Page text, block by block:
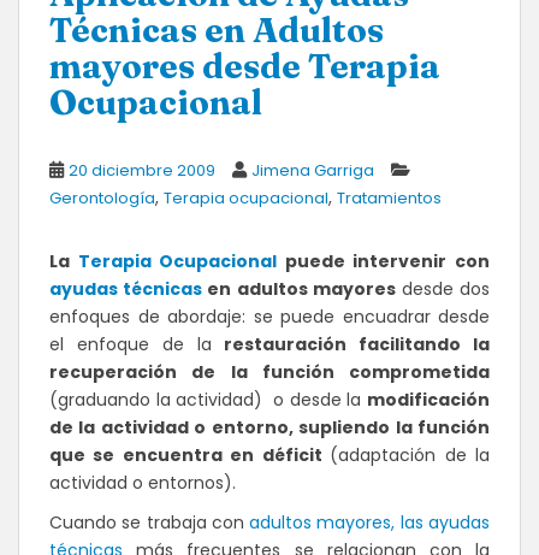
Técnicas en Adultos
mayores desde Terapia
Ocupacional
20 diciembre 2009
Jimena Garriga
Gerontología, Terapia ocupacional, Tratamientos
La Terapia Ocupacional puede intervenir con
ayudas técnicas en adultos mayoresdesde dos
enfoques de abordaje: se puede encuadrar desde
el enfoque de la restauración facilitando la
recuperación de la función comprometida
(graduando la actividad) o desde la modificación
de la actividad o entorno, supliendo la función
que se encuentra en déficit (adaptación de la
actividad o entornos).
Cuando se trabaja con adultos mayores, las ayudas
técnicas más frecuentes se relacionan con la